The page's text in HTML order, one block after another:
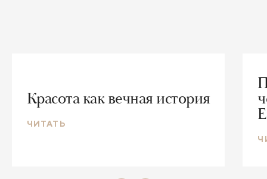
Красота как вечная история
ЧИТАТЬ